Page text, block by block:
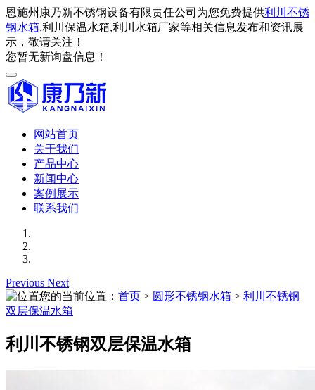
恩施州康乃新不锈钢设备有限责任公司为您免费提供利川不锈
钢水箱,利川保温水箱,利川水箱厂家等相关信息发布和资讯展
示，敬请关注！
您暂无新询盘信息！
网站首页
关于我们
产品中心
新闻中心
案例展示
联系我们
Previous Next
您的当前位置： 首页 > 圆形不锈钢水箱 > 利川不锈钢
双层保温水箱
利川不锈钢双层保温水箱